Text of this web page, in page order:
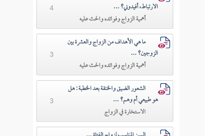
الارتباط، أفيدوني؟ ...
أهمية الزواج وفوائده والحث عليه
4
ما هي الأهداف من الزواج والعشرة بين
الزوجين؟ ...
أهمية الزواج وفوائده والحث عليه
3
الشعور الضيق والخنقة بعد الخطبة: هل
هو طبيعي أم وهم؟ ...
الاستخارة في الزواج
3